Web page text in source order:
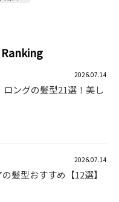
2026.07.14
ロングの髪型21選！美し
2026.07.14
髪型おすすめ【12選】